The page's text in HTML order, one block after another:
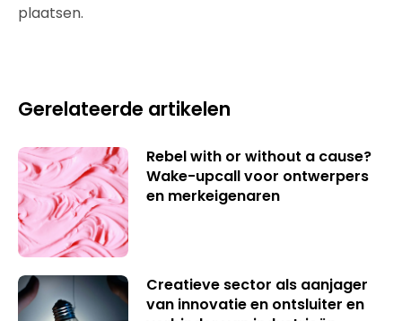
plaatsen.
Gerelateerde artikelen
Rebel with or without a cause?
Wake-upcall voor ontwerpers
en merkeigenaren
Creatieve sector als aanjager
van innovatie en ontsluiter en